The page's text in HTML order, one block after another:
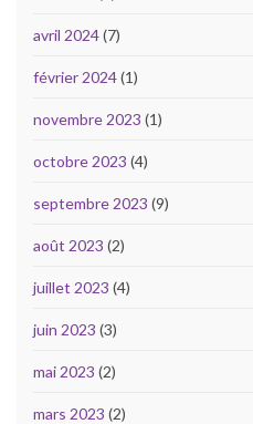
avril 2024(7)
février 2024(1)
novembre 2023 (1)
octobre 2023 (4)
septembre 2023 (9)
août 2023 (2)
juillet 2023 (4)
juin 2023 (3)
mai 2023 (2)
mars 2023 (2)